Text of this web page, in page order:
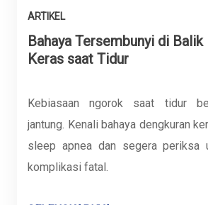
ARTIKEL
Bahaya Tersembunyi di Balik
Keras saat Tidur
Kebiasaan ngorok saat tidur
jantung. Kenali bahaya dengkuran
sleep apnea dan segera periksa
komplikasi fatal.